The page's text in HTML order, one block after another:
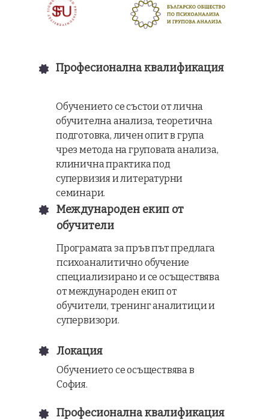
Обучението се състои от лична
обучителна анализа, теоретична
подготовка, личен опит в група
чрез метода на груповата анализа,
клинична практика под
супервизия и литературни
семинари.
Програмата за пръв път предлага
психоаналитично обучение
специализирано и се осъществява
от международен екип от
обучители, тренинг аналитици и
супервизори.
Обучението се осъществява в
София.
Професионална квалификация
Професионална квалификация
Международен екип от
обучители
Локация